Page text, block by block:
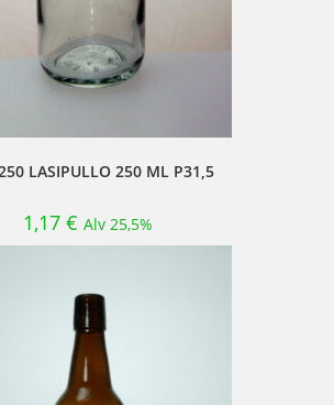
LASIPULLO 250 ML P31,5
1,17 € Alv 25,5%